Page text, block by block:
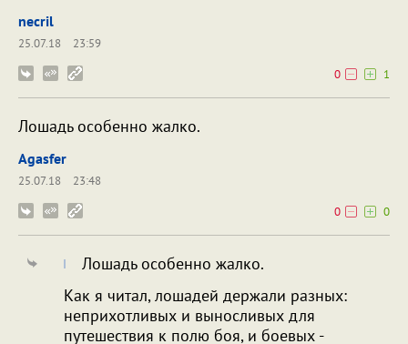
necril
25.07.18
23:59
0
1
Лошадь особенно жалко.
Agasfer
25.07.18
23:48
0
0
Лошадь особенно жалко.
Как я читал, лошадей держали разных:
неприхотливых и выносливых для
путешествия к полю боя, и боевых -